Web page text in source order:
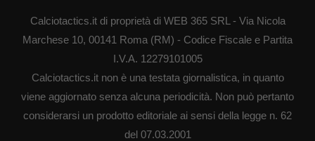
Calciotactics.it di proprietà di WEB 365 SRL - Via Nicola
Marchese 10, 00141 Roma (RM) - Codice Fiscale e Partita
I.V.A. 12279101005
Calciotactics.it non è una testata giornalistica, in quanto
viene aggiornato senza alcuna periodicità. Non può pertanto
considerarsi un prodotto editoriale ai sensi della legge n. 62
del 07.03.2001